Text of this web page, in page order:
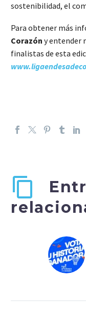
sostenibilidad, el
Para obtener más
Corazón y entender
finalistas de esta